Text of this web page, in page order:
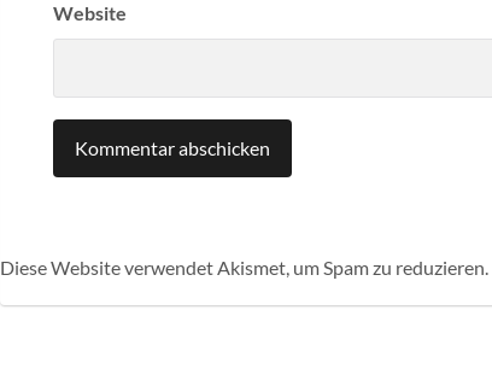
Website
Diese Website verwendet Akismet, um Spam zu reduzieren.